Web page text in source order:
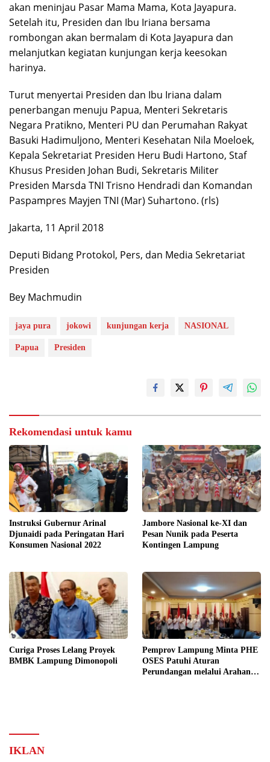
akan meninjau Pasar Mama Mama, Kota Jayapura.
Setelah itu, Presiden dan Ibu Iriana bersama
rombongan akan bermalam di Kota Jayapura dan
melanjutkan kegiatan kunjungan kerja keesokan
harinya.
Turut menyertai Presiden dan Ibu Iriana dalam
penerbangan menuju Papua, Menteri Sekretaris
Negara Pratikno, Menteri PU dan Perumahan Rakyat
Basuki Hadimuljono, Menteri Kesehatan Nila Moeloek,
Kepala Sekretariat Presiden Heru Budi Hartono, Staf
Khusus Presiden Johan Budi, Sekretaris Militer
Presiden Marsda TNI Trisno Hendradi dan Komandan
Paspampres Mayjen TNI (Mar) Suhartono. (rls)
Jakarta, 11 April 2018
Deputi Bidang Protokol, Pers, dan Media Sekretariat
Presiden
Bey Machmudin
jaya pura jokowi kunjungan kerja NASIONAL
Papua Presiden
Rekomendasi untuk kamu
Instruksi Gubernur Arinal
Djunaidi pada Peringatan Hari
Konsumen Nasional 2022
Jambore Nasional ke-XI dan
Pesan Nunik pada Peserta
Kontingen Lampung
Curiga Proses Lelang Proyek
BMBK Lampung Dimonopoli
Pemprov Lampung Minta PHE
OSES Patuhi Aturan
Perundangan melalui Arahan
IKLAN